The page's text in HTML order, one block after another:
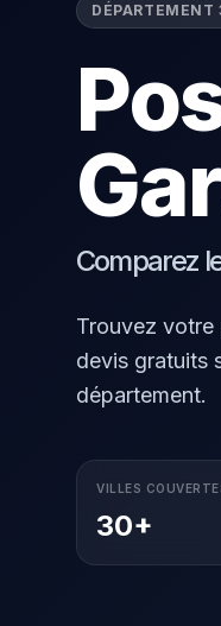
DÉPARTEMENT
Comparez
Trouvez votre
devis gratuits
département.
VILLES
30+